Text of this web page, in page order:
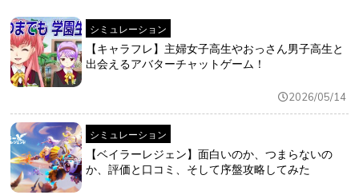
シミュレーション
【キャラフレ】主婦女子高生やおっさん男子高生と
出会えるアバターチャットゲーム！
2026/05/14
シミュレーション
【ベイラーレジェン】面白いのか、つまらないの
か、評価と口コミ、そして序盤攻略してみた